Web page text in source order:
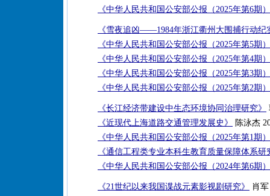
《中华人民共和国公安部公报（2025年第6期
《雪夜追凶——1984年浙江衢州大围捕行动纪
《中华人民共和国公安部公报（2025年第5期
《中华人民共和国公安部公报（2025年第4期
《中华人民共和国公安部公报（2025年第3期
《中华人民共和国公安部公报（2025年第2期
《长江经济带建设中生态环境协同治理研究》
《近现代上海道路交通管理发展史》
陈泳杰
《中华人民共和国公安部公报（2025年第1期
《通信工程类专业本科生教育质量保障体系
《中华人民共和国公安部公报（2024年第6期
《21世纪以来我国谍战元素影视剧研究》
肖